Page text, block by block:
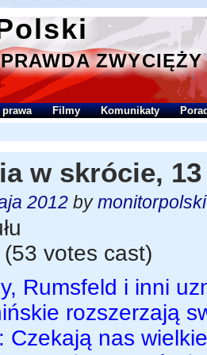
ZWYCIĘŻY
Filmy Komunikaty
w skrócie,
2012 by monitorpolski
(53 votes cast)
Rumsfeld i inni
rozszerzają
Czekają nas